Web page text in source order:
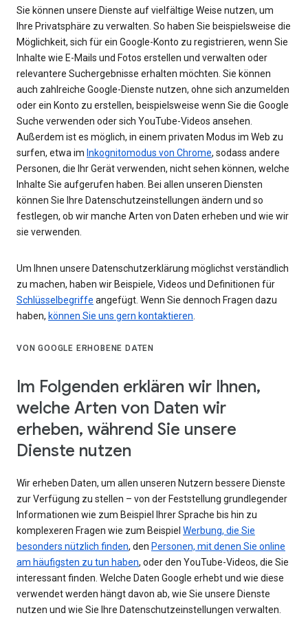
Sie können unsere Dienste auf vielfältige Weise nutzen, um
Ihre Privatsphäre zu verwalten. So haben Sie beispielsweise die
Möglichkeit, sich für ein Google-Konto zu registrieren, wenn Sie
Inhalte wie E-Mails und Fotos erstellen und verwalten oder
relevantere Suchergebnisse erhalten möchten. Sie können
auch zahlreiche Google-Dienste nutzen, ohne sich anzumelden
oder ein Konto zu erstellen, beispielsweise wenn Sie die Google
Suche verwenden oder sich YouTube-Videos ansehen.
Außerdem ist es möglich, in einem privaten Modus im Web zu
surfen, etwa im Inkognitomodus von Chrome, sodass andere
Personen, die Ihr Gerät verwenden, nicht sehen können, welche
Inhalte Sie aufgerufen haben. Bei allen unseren Diensten
können Sie Ihre Datenschutzeinstellungen ändern und so
festlegen, ob wir manche Arten von Daten erheben und wie wir
sie verwenden.
Um Ihnen unsere Datenschutzerklärung möglichst verständlich
zu machen, haben wir Beispiele, Videos und Definitionen für
Schlüsselbegriffe angefügt. Wenn Sie dennoch Fragen dazu
haben, können Sie uns gern kontaktieren.
VON GOOGLE ERHOBENE DATEN
Im Folgenden erklären wir Ihnen,
welche Arten von Daten wir
erheben, während Sie unsere
Dienste nutzen
Wir erheben Daten, um allen unseren Nutzern bessere Dienste
zur Verfügung zu stellen – von der Feststellung grundlegender
Informationen wie zum Beispiel Ihrer Sprache bis hin zu
komplexeren Fragen wie zum Beispiel Werbung, die Sie
besonders nützlich finden, den Personen, mit denen Sie online
am häufigsten zu tun haben, oder den YouTube-Videos, die Sie
interessant finden. Welche Daten Google erhebt und wie diese
verwendet werden hängt davon ab, wie Sie unsere Dienste
nutzen und wie Sie Ihre Datenschutzeinstellungen verwalten.